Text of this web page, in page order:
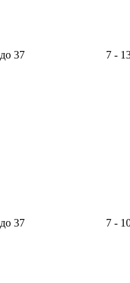
до 37 7 -
до 37 7 -